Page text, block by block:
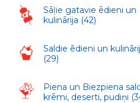
Sāļie gatavie ēdieni un
kulinārija (42)
Saldie ēdieni un
(29)
Piena un Biezpiena
krēmi, deserti, pudiņi